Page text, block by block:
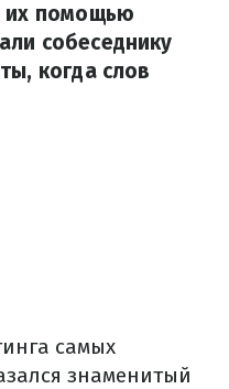
их помощью
собеседнику
когда слов
самых
знаменитый